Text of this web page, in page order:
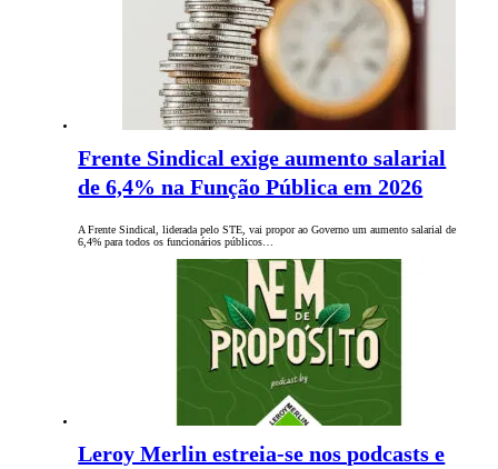
Frente Sindical exige aumento salarial
de 6,4% na Função Pública em 2026
A Frente Sindical, liderada pelo STE, vai propor ao Governo um aumento salarial de
6,4% para todos os funcionários públicos…
Leroy Merlin estreia-se nos podcasts e